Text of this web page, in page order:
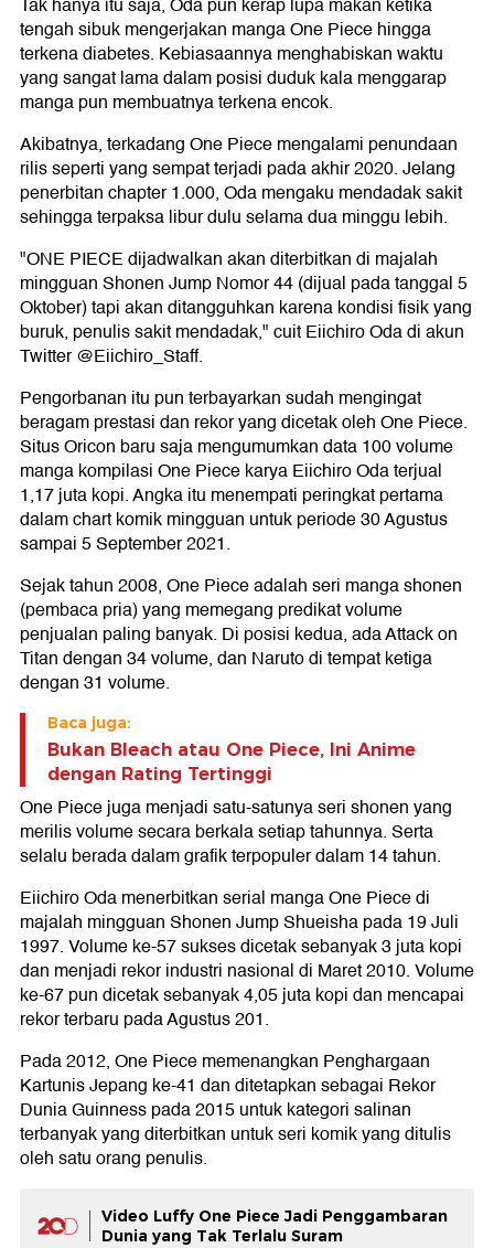
Tak hanya itu saja, Oda pun kerap lupa makan ketika
tengah sibuk mengerjakan manga One Piece hingga
terkena diabetes. Kebiasaannya menghabiskan waktu
yang sangat lama dalam posisi duduk kala menggarap
manga pun membuatnya terkena encok.
Akibatnya, terkadang One Piece mengalami penundaan
rilis seperti yang sempat terjadi pada akhir 2020. Jelang
penerbitan chapter 1.000, Oda mengaku mendadak sakit
sehingga terpaksa libur dulu selama dua minggu lebih.
"ONE PIECE dijadwalkan akan diterbitkan di majalah
mingguan Shonen Jump Nomor 44 (dijual pada tanggal 5
Oktober) tapi akan ditangguhkan karena kondisi fisik yang
buruk, penulis sakit mendadak," cuit Eiichiro Oda di akun
Twitter @Eiichiro_Staff.
Pengorbanan itu pun terbayarkan sudah mengingat
beragam prestasi dan rekor yang dicetak oleh One Piece.
Situs Oricon baru saja mengumumkan data 100 volume
manga kompilasi One Piece karya Eiichiro Oda terjual
1,17 juta kopi. Angka itu menempati peringkat pertama
dalam chart komik mingguan untuk periode 30 Agustus
sampai 5 September 2021.
Sejak tahun 2008, One Piece adalah seri manga shonen
(pembaca pria) yang memegang predikat volume
penjualan paling banyak. Di posisi kedua, ada Attack on
Titan dengan 34 volume, dan Naruto di tempat ketiga
dengan 31 volume.
Baca juga:
Bukan Bleach atau One Piece, Ini Anime
dengan Rating Tertinggi
One Piece juga menjadi satu-satunya seri shonen yang
merilis volume secara berkala setiap tahunnya. Serta
selalu berada dalam grafik terpopuler dalam 14 tahun.
Eiichiro Oda menerbitkan serial manga One Piece di
majalah mingguan Shonen Jump Shueisha pada 19 Juli
1997. Volume ke-57 sukses dicetak sebanyak 3 juta kopi
dan menjadi rekor industri nasional di Maret 2010. Volume
ke-67 pun dicetak sebanyak 4,05 juta kopi dan mencapai
rekor terbaru pada Agustus 201.
Pada 2012, One Piece memenangkan Penghargaan
Kartunis Jepang ke-41 dan ditetapkan sebagai Rekor
Dunia Guinness pada 2015 untuk kategori salinan
terbanyak yang diterbitkan untuk seri komik yang ditulis
oleh satu orang penulis.
Video Luffy One Piece Jadi Penggambaran
Dunia yang Tak Terlalu Suram